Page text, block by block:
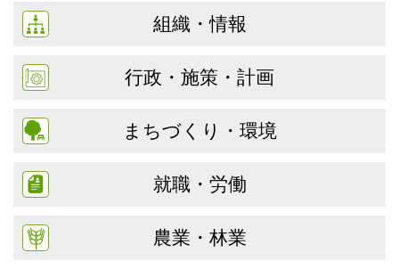
組織・情報
行政・施策・計画
まちづくり・環境
就職・労働
農業・林業